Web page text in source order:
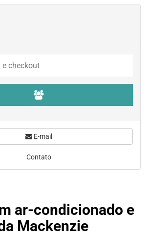
ar-condicionado e
Mackenzie
E-mail
Contato